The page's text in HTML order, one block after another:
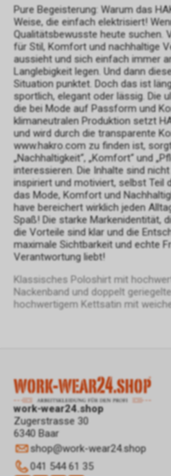
Pure Begeisterung: Warum das
Weise, die einfach elektrisiert!
Qualitätsbewusste heute suchen.
für Stil, Komfort und nachhaltige
aussieht und sich einfach immer
Langlebigkeit legen. Und dann
Situation punktet. Doch das ist
sportlich, elegant oder lässig. Die
die bei Mode auf Passform und
klimaneutralen Produktion setzt
und wird durch die transparente
www.hakro.com zu finden ist,
„Nachhaltigkeit“, „Komfort“ und
interessieren. Die Inhalte sind
inspiriert und motiviert, selbst Teil
das Mode, Komfort und
have bereichert wirklich jeden
Spaß! Die starke Markenidentität,
die Vorteile sind klar und die
maximale Sichtbarkeit und echte
Verantwortung liebt!
Klassisches Poloshirt mit
Nackenband und doppelt
hochwertigem Kettsatin mit
work-wear24.shop
Zugerstrasse 30
6340 Baar
shop@work-wear24.shop
041 544 61 35